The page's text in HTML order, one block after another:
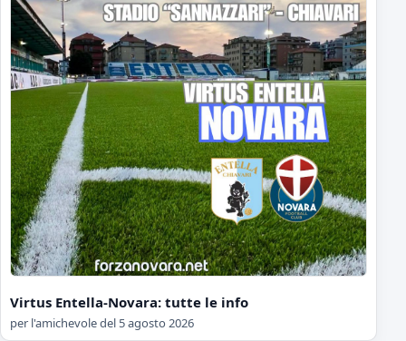
Virtus Entella-Novara: tutte le info
per l'amichevole del 5 agosto 2026